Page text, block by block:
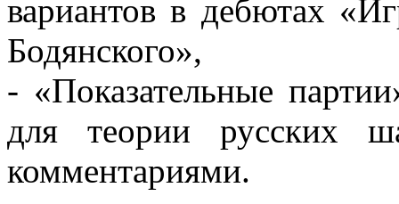
вариантов в дебютах
Бодянского»,
- «Показательные
для теории русских
комментариями.